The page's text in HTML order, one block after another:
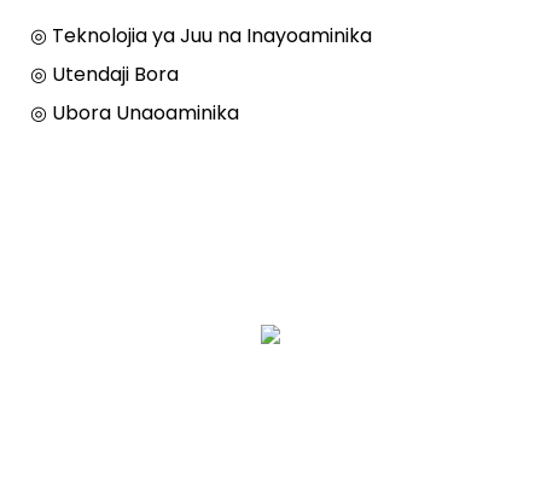
◎ Teknolojia ya Juu na Inayoaminika
◎ Utendaji Bora
◎ Ubora Unaoaminika